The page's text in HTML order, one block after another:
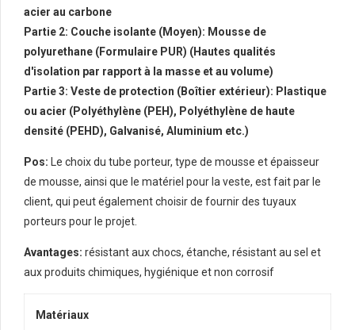
acier au carbone
Partie 2: Couche isolante (Moyen): Mousse de
polyurethane (Formulaire PUR) (Hautes qualités
d'isolation par rapport à la masse et au volume)
Partie 3: Veste de protection (Boîtier extérieur): Plastique
ou acier (Polyéthylène (PEH), Polyéthylène de haute
densité (PEHD), Galvanisé, Aluminium etc.)
Pos:
Le choix du tube porteur, type de mousse et épaisseur
de mousse, ainsi que le matériel pour la veste, est fait par le
client, qui peut également choisir de fournir des tuyaux
porteurs pour le projet.
Avantages: résistant aux chocs, étanche, résistant au sel et
aux produits chimiques, hygiénique et non corrosif
Matériaux